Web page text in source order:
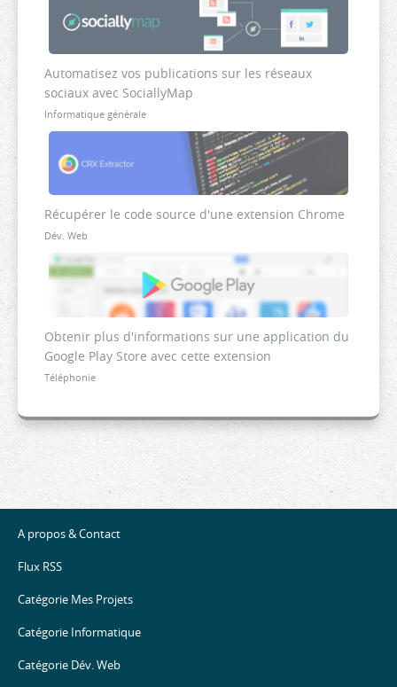
Automatisez vos publications sur les réseaux
sociaux avec SociallyMap
Informatique générale
Récupérer le code source d'une extension Chrome
Dév. Web
Obtenir plus d'informations sur une application du
Google Play Store avec cette extension
Téléphonie
A propos & Contact
Flux RSS
Catégorie Mes Projets
Catégorie Informatique
Catégorie Dév. Web